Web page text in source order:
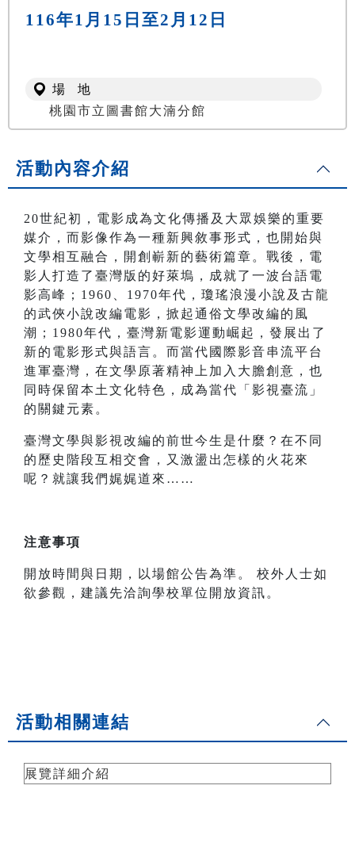
116年1月15日至2月12日
場 地
桃園市立圖書館大湳分館
活動內容介紹
20世紀初，電影成為文化傳播及大眾娛樂的重要
媒介，而影像作為一種新興敘事形式，也開始與
文學相互融合，開創嶄新的藝術篇章。戰後，電
影人打造了臺灣版的好萊塢，成就了一波台語電
影高峰；1960、1970年代，瓊瑤浪漫小說及古龍
的武俠小說改編電影，掀起通俗文學改編的風
潮；1980年代，臺灣新電影運動崛起，發展出了
新的電影形式與語言。而當代國際影音串流平台
進軍臺灣，在文學原著精神上加入大膽創意，也
同時保留本土文化特色，成為當代「影視臺流」
的關鍵元素。
臺灣文學與影視改編的前世今生是什麼？在不同
的歷史階段互相交會，又激盪出怎樣的火花來
呢？就讓我們娓娓道來……
注意事項
開放時間與日期，以場館公告為準。 校外人士如
欲參觀，建議先洽詢學校單位開放資訊。
活動相關連結
展覽詳細介紹